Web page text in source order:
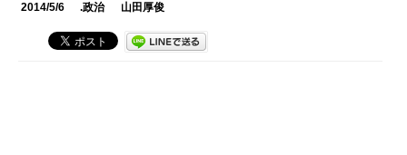
2014/5/6 .政治 山田厚俊